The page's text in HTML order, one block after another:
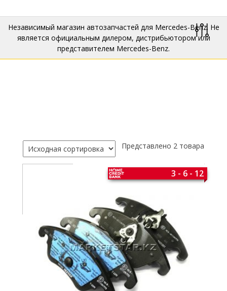
Независимый магазин автозапчастей для Mercedes-Benz. Не
является официальным дилером, дистрибьютором или
представителем Mercedes-Benz.
Представлено 2 товара
3 - 6 - 12